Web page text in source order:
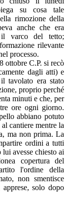
su cosa tale
rimozione della
anche che era
il varco del tetto;
rilevante
processo.
ottobre C.P. si recò
dagli atti) e
tavolato era stato
proprio perché
minuti e che, per
ore ogni giorno.
abbiano potuto
cantiere mentre la
ma non prima. La
ordini a tutti
avesse chiesto ai
copertura del
l'ordine della
non smentisce
solo dopo